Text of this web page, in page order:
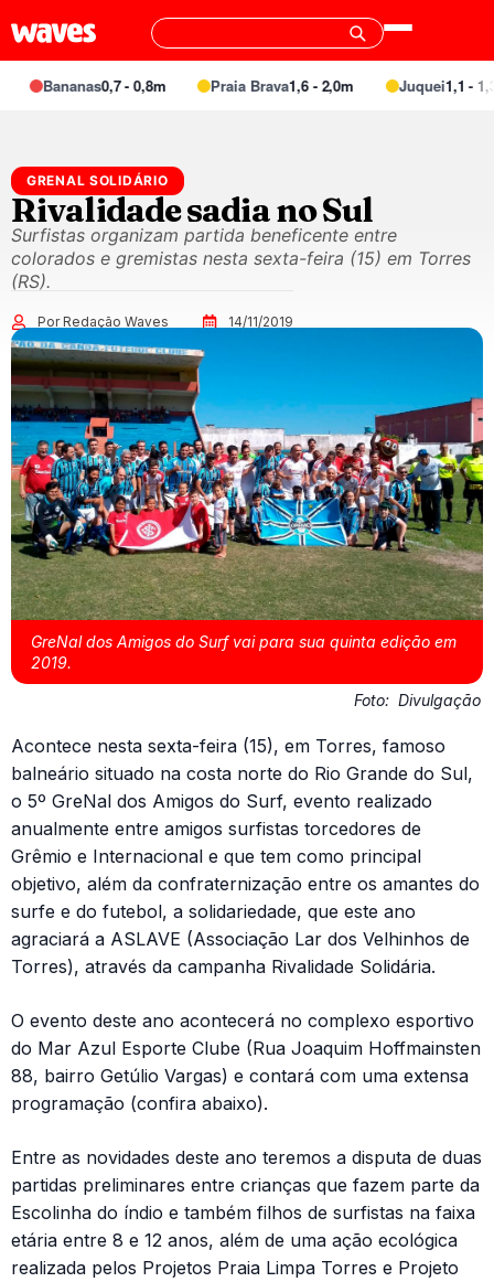
Bananas0,7 - 0,8m Praia Brava1,6 - 2,0m Juquei1,1 - 1,3m
GRENAL SOLIDÁRIO
Rivalidade sadia no Sul
Surfistas organizam partida beneficente entre
colorados e gremistas nesta sexta-feira (15) em Torres
(RS).
Por Redação Waves 14/11/2019
GreNal dos Amigos do Surf vai para sua quinta edição em
2019.
Foto: Divulgação
Acontece nesta sexta-feira (15), em Torres, famoso
balneário situado na costa norte do Rio Grande do Sul,
o 5º GreNal dos Amigos do Surf, evento realizado
anualmente entre amigos surfistas torcedores de
Grêmio e Internacional e que tem como principal
objetivo, além da confraternização entre os amantes do
surfe e do futebol, a solidariedade, que este ano
agraciará a ASLAVE (Associação Lar dos Velhinhos de
Torres), através da campanha Rivalidade Solidária.
O evento deste ano acontecerá no complexo esportivo
do Mar Azul Esporte Clube (Rua Joaquim Hoffmainsten
88, bairro Getúlio Vargas) e contará com uma extensa
programação (confira abaixo).
Entre as novidades deste ano teremos a disputa de duas
partidas preliminares entre crianças que fazem parte da
Escolinha do índio e também filhos de surfistas na faixa
etária entre 8 e 12 anos, além de uma ação ecológica
realizada pelos Projetos Praia Limpa Torres e Projeto